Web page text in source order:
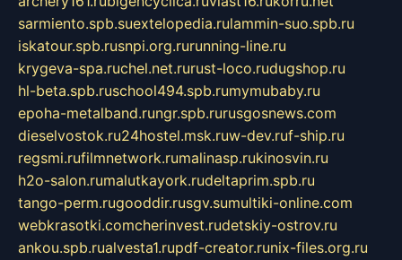
sarmiento.spb.suextelopedia.rulammin-suo.spb.ru
iskatour.spb.rusnpi.org.rurunning-line.ru
krygeva-spa.ruchel.net.rurust-loco.rudugshop.ru
hl-beta.spb.ruschool494.spb.rumymubaby.ru
epoha-metalband.rungr.spb.rurusgosnews.com
dieselvostok.ru24hostel.msk.ruw-dev.ruf-ship.ru
regsmi.rufilmnetwork.rumalinasp.rukinosvin.ru
h2o-salon.rumalutkayork.rudeltaprim.spb.ru
tango-perm.rugooddir.rusgv.sumultiki-online.com
webkrasotki.comcherinvest.rudetskiy-ostrov.ru
ankou.spb.rualvesta1.rupdf-creator.runix-files.org.ru